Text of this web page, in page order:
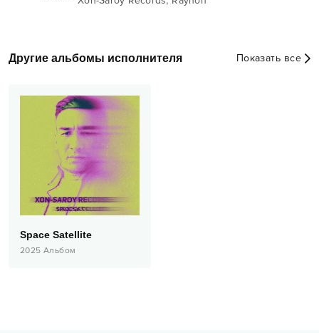
Другие альбомы исполнителя Показать все
Space Satellite
2025 Альбом